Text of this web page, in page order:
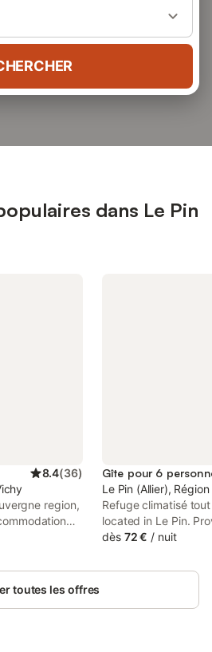
dans Le Pin
8.4(36)
region,
air-
Gîte pour 6
Le Pin (Allier),
Refuge climatisé
located in Le Pin.
parking, the
dès 72 € / nuit
toutes les offres